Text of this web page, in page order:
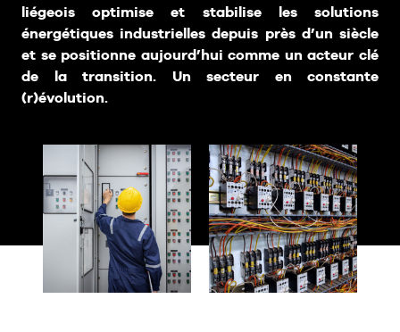
liégeois optimise et stabilise les solutions
énergétiques industrielles depuis près d’un siècle
et se positionne aujourd’hui comme un acteur clé
de la transition. Un secteur en constante
(r)évolution.